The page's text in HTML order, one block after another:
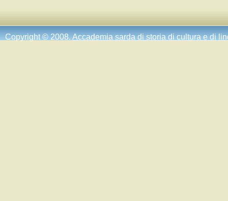
Copyright © 2008.Accademia sarda di storia di cultura e di